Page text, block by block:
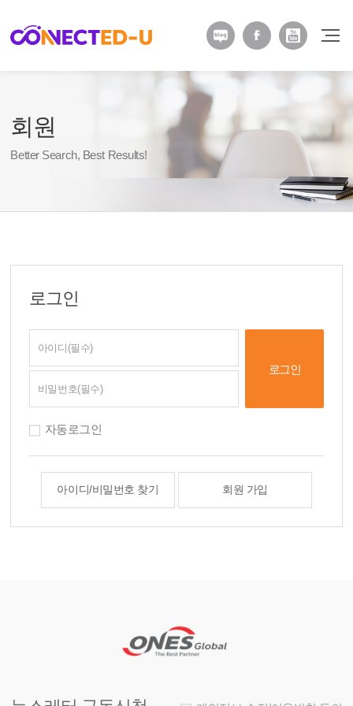
회원
Better Search, Best Results!
로그인
자동로그인
아이디/비밀번호 찾기 회원 가입